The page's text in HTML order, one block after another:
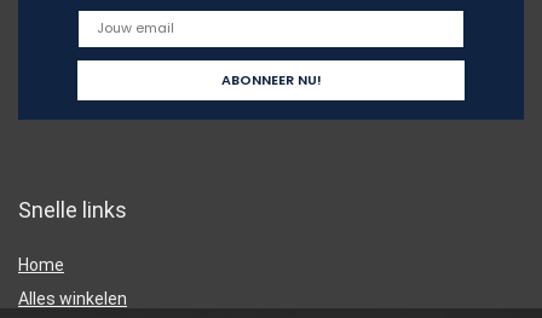
Snelle links
Home
Alles winkelen